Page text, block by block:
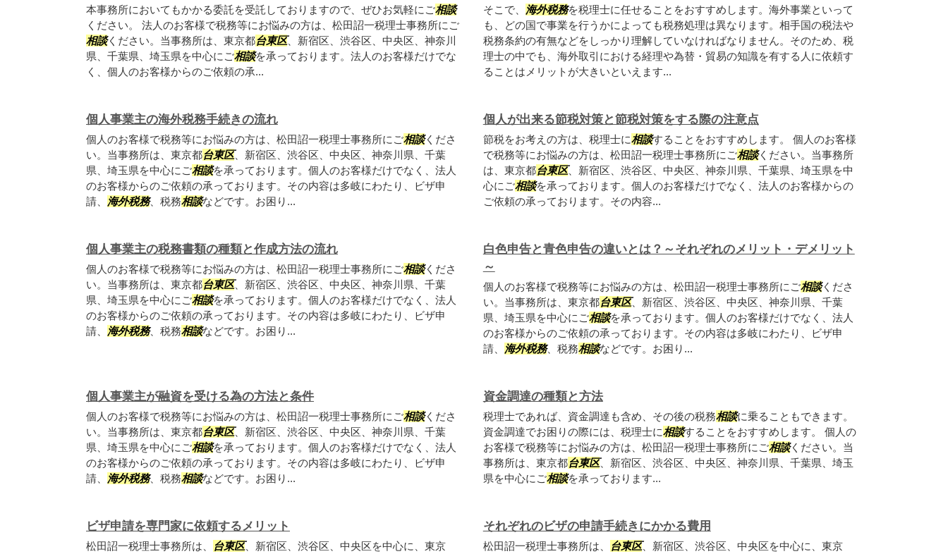
本事務所においてもかかる委託を受託しておりますので、ぜひお気軽にご相談
ください。 法人のお客様で税務等にお悩みの方は、松田詔一税理士事務所にご
相談ください。当事務所は、東京都台東区、新宿区、渋谷区、中央区、神奈川
県、千葉県、埼玉県を中心にご相談を承っております。法人のお客様だけでな
く、個人のお客様からのご依頼の承...
そこで、 海外税務を税理士に任せることをおすすめします。海外事業といって
も、どの国で事業を行うかによっても税務処理は異なります。相手国の税法や
税務条約の有無などをしっかり理解していなければなりません。そのため、税
理士の中でも、海外取引における経理や為替・貿易の知識を有する人に依頼す
ることはメリットが大きいといえます...
個人事業主の海外税務手続きの流れ
個人のお客様で税務等にお悩みの方は、松田詔一税理士事務所にご相談くださ
い。当事務所は、東京都台東区、新宿区、渋谷区、中央区、神奈川県、千葉
県、埼玉県を中心にご相談を承っております。個人のお客様だけでなく、法人
のお客様からのご依頼の承っております。その内容は多岐にわたり、ビザ申
請、 海外税務、税務相談などです。お困り...
個人が出来る節税対策と節税対策をする際の注意点
節税をお考えの方は、税理士に相談することをおすすめします。 個人のお客様
で税務等にお悩みの方は、松田詔一税理士事務所にご相談ください。当事務所
は、東京都台東区、新宿区、渋谷区、中央区、神奈川県、千葉県、埼玉県を中
心にご相談を承っております。個人のお客様だけでなく、法人のお客様からの
ご依頼の承っております。その内容...
個人事業主の税務書類の種類と作成方法の流れ
個人のお客様で税務等にお悩みの方は、松田詔一税理士事務所にご相談くださ
い。当事務所は、東京都台東区、新宿区、渋谷区、中央区、神奈川県、千葉
県、埼玉県を中心にご相談を承っております。個人のお客様だけでなく、法人
のお客様からのご依頼の承っております。その内容は多岐にわたり、ビザ申
請、 海外税務、税務相談などです。お困り...
白色申告と青色申告の違いとは？～それぞれのメリット・デメリット
～
個人のお客様で税務等にお悩みの方は、松田詔一税理士事務所にご相談くださ
い。当事務所は、東京都台東区、新宿区、渋谷区、中央区、神奈川県、千葉
県、埼玉県を中心にご相談を承っております。個人のお客様だけでなく、法人
のお客様からのご依頼の承っております。その内容は多岐にわたり、ビザ申
請、 海外税務、税務相談などです。お困り...
個人事業主が融資を受ける為の方法と条件
個人のお客様で税務等にお悩みの方は、松田詔一税理士事務所にご相談くださ
い。当事務所は、東京都台東区、新宿区、渋谷区、中央区、神奈川県、千葉
県、埼玉県を中心にご相談を承っております。個人のお客様だけでなく、法人
のお客様からのご依頼の承っております。その内容は多岐にわたり、ビザ申
請、 海外税務、税務相談などです。お困り...
資金調達の種類と方法
税理士であれば、資金調達も含め、その後の税務相談に乗ることもできます。
資金調達でお困りの際には、税理士に相談することをおすすめします。 個人の
お客様で税務等にお悩みの方は、松田詔一税理士事務所にご相談ください。当
事務所は、東京都台東区、新宿区、渋谷区、中央区、神奈川県、千葉県、埼玉
県を中心にご相談を承っております...
ビザ申請を専門家に依頼するメリット
松田詔一税理士事務所は、 台東区、新宿区、渋谷区、中央区を中心に、東京
それぞれのビザの申請手続きにかかる費用
松田詔一税理士事務所は、 台東区、新宿区、渋谷区、中央区を中心に、東京